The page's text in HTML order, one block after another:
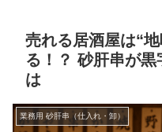
売れる居酒屋は“
る！？ 砂肝串が黒
は
業務用 砂肝串（仕入れ・卸）